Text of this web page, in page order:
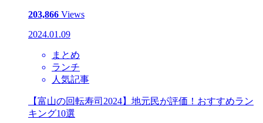
203,866 Views
2024.01.09
まとめ
ランチ
人気記事
【富山の回転寿司2024】地元民が評価！おすすめラン
キング10選